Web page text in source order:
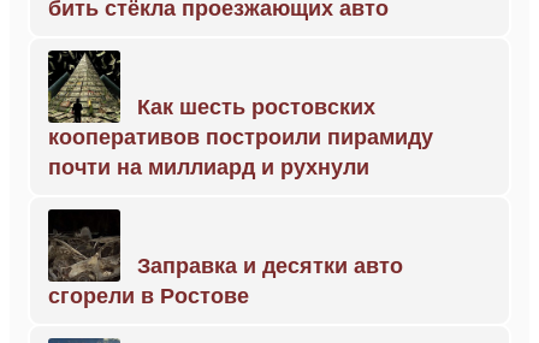
бить стёкла проезжающих авто
Как шесть ростовских
кооперативов построили пирамиду
почти на миллиард и рухнули
Заправка и десятки авто
сгорели в Ростове